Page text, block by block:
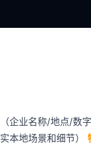
企业名称/地点/数字
本地场景和细节）